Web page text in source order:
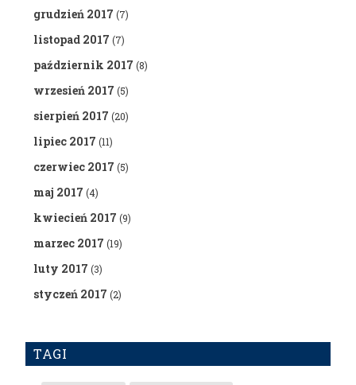
grudzień 2017 (7)
listopad 2017 (7)
październik 2017 (8)
wrzesień 2017 (5)
sierpień 2017 (20)
lipiec 2017 (11)
czerwiec 2017 (5)
maj 2017 (4)
kwiecień 2017 (9)
marzec 2017 (19)
luty 2017 (3)
styczeń 2017 (2)
TAGI